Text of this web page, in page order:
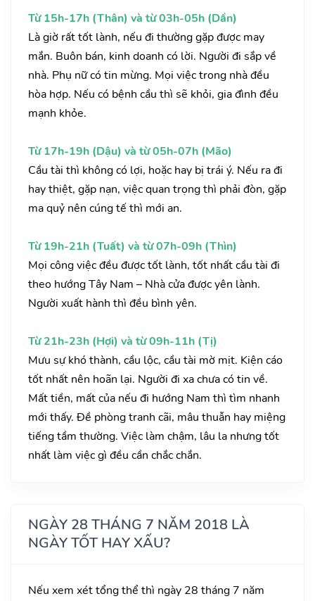
Từ 15h-17h (Thân) và từ 03h-05h (Dần)
Là giờ rất tốt lành, nếu đi thường gặp được may
mắn. Buôn bán, kinh doanh có lời. Người đi sắp về
nhà. Phụ nữ có tin mừng. Mọi việc trong nhà đều
hòa hợp. Nếu có bệnh cầu thì sẽ khỏi, gia đình đều
mạnh khỏe.
Từ 17h-19h (Dậu) và từ 05h-07h (Mão)
Cầu tài thì không có lợi, hoặc hay bị trái ý. Nếu ra đi
hay thiệt, gặp nạn, việc quan trọng thì phải đòn, gặp
ma quỷ nên cúng tế thì mới an.
Từ 19h-21h (Tuất) và từ 07h-09h (Thìn)
Mọi công việc đều được tốt lành, tốt nhất cầu tài đi
theo hướng Tây Nam – Nhà cửa được yên lành.
Người xuất hành thì đều bình yên.
Từ 21h-23h (Hợi) và từ 09h-11h (Tị)
Mưu sự khó thành, cầu lộc, cầu tài mờ mịt. Kiện cáo
tốt nhất nên hoãn lại. Người đi xa chưa có tin về.
Mất tiền, mất của nếu đi hướng Nam thì tìm nhanh
mới thấy. Đề phòng tranh cãi, mâu thuẫn hay miệng
tiếng tầm thường. Việc làm chậm, lâu la nhưng tốt
nhất làm việc gì đều cần chắc chắn.
NGÀY 28 THÁNG 7 NĂM 2018 LÀ
NGÀY TỐT HAY XẤU?
Nếu xem xét tổng thể thì ngày 28 tháng 7 năm